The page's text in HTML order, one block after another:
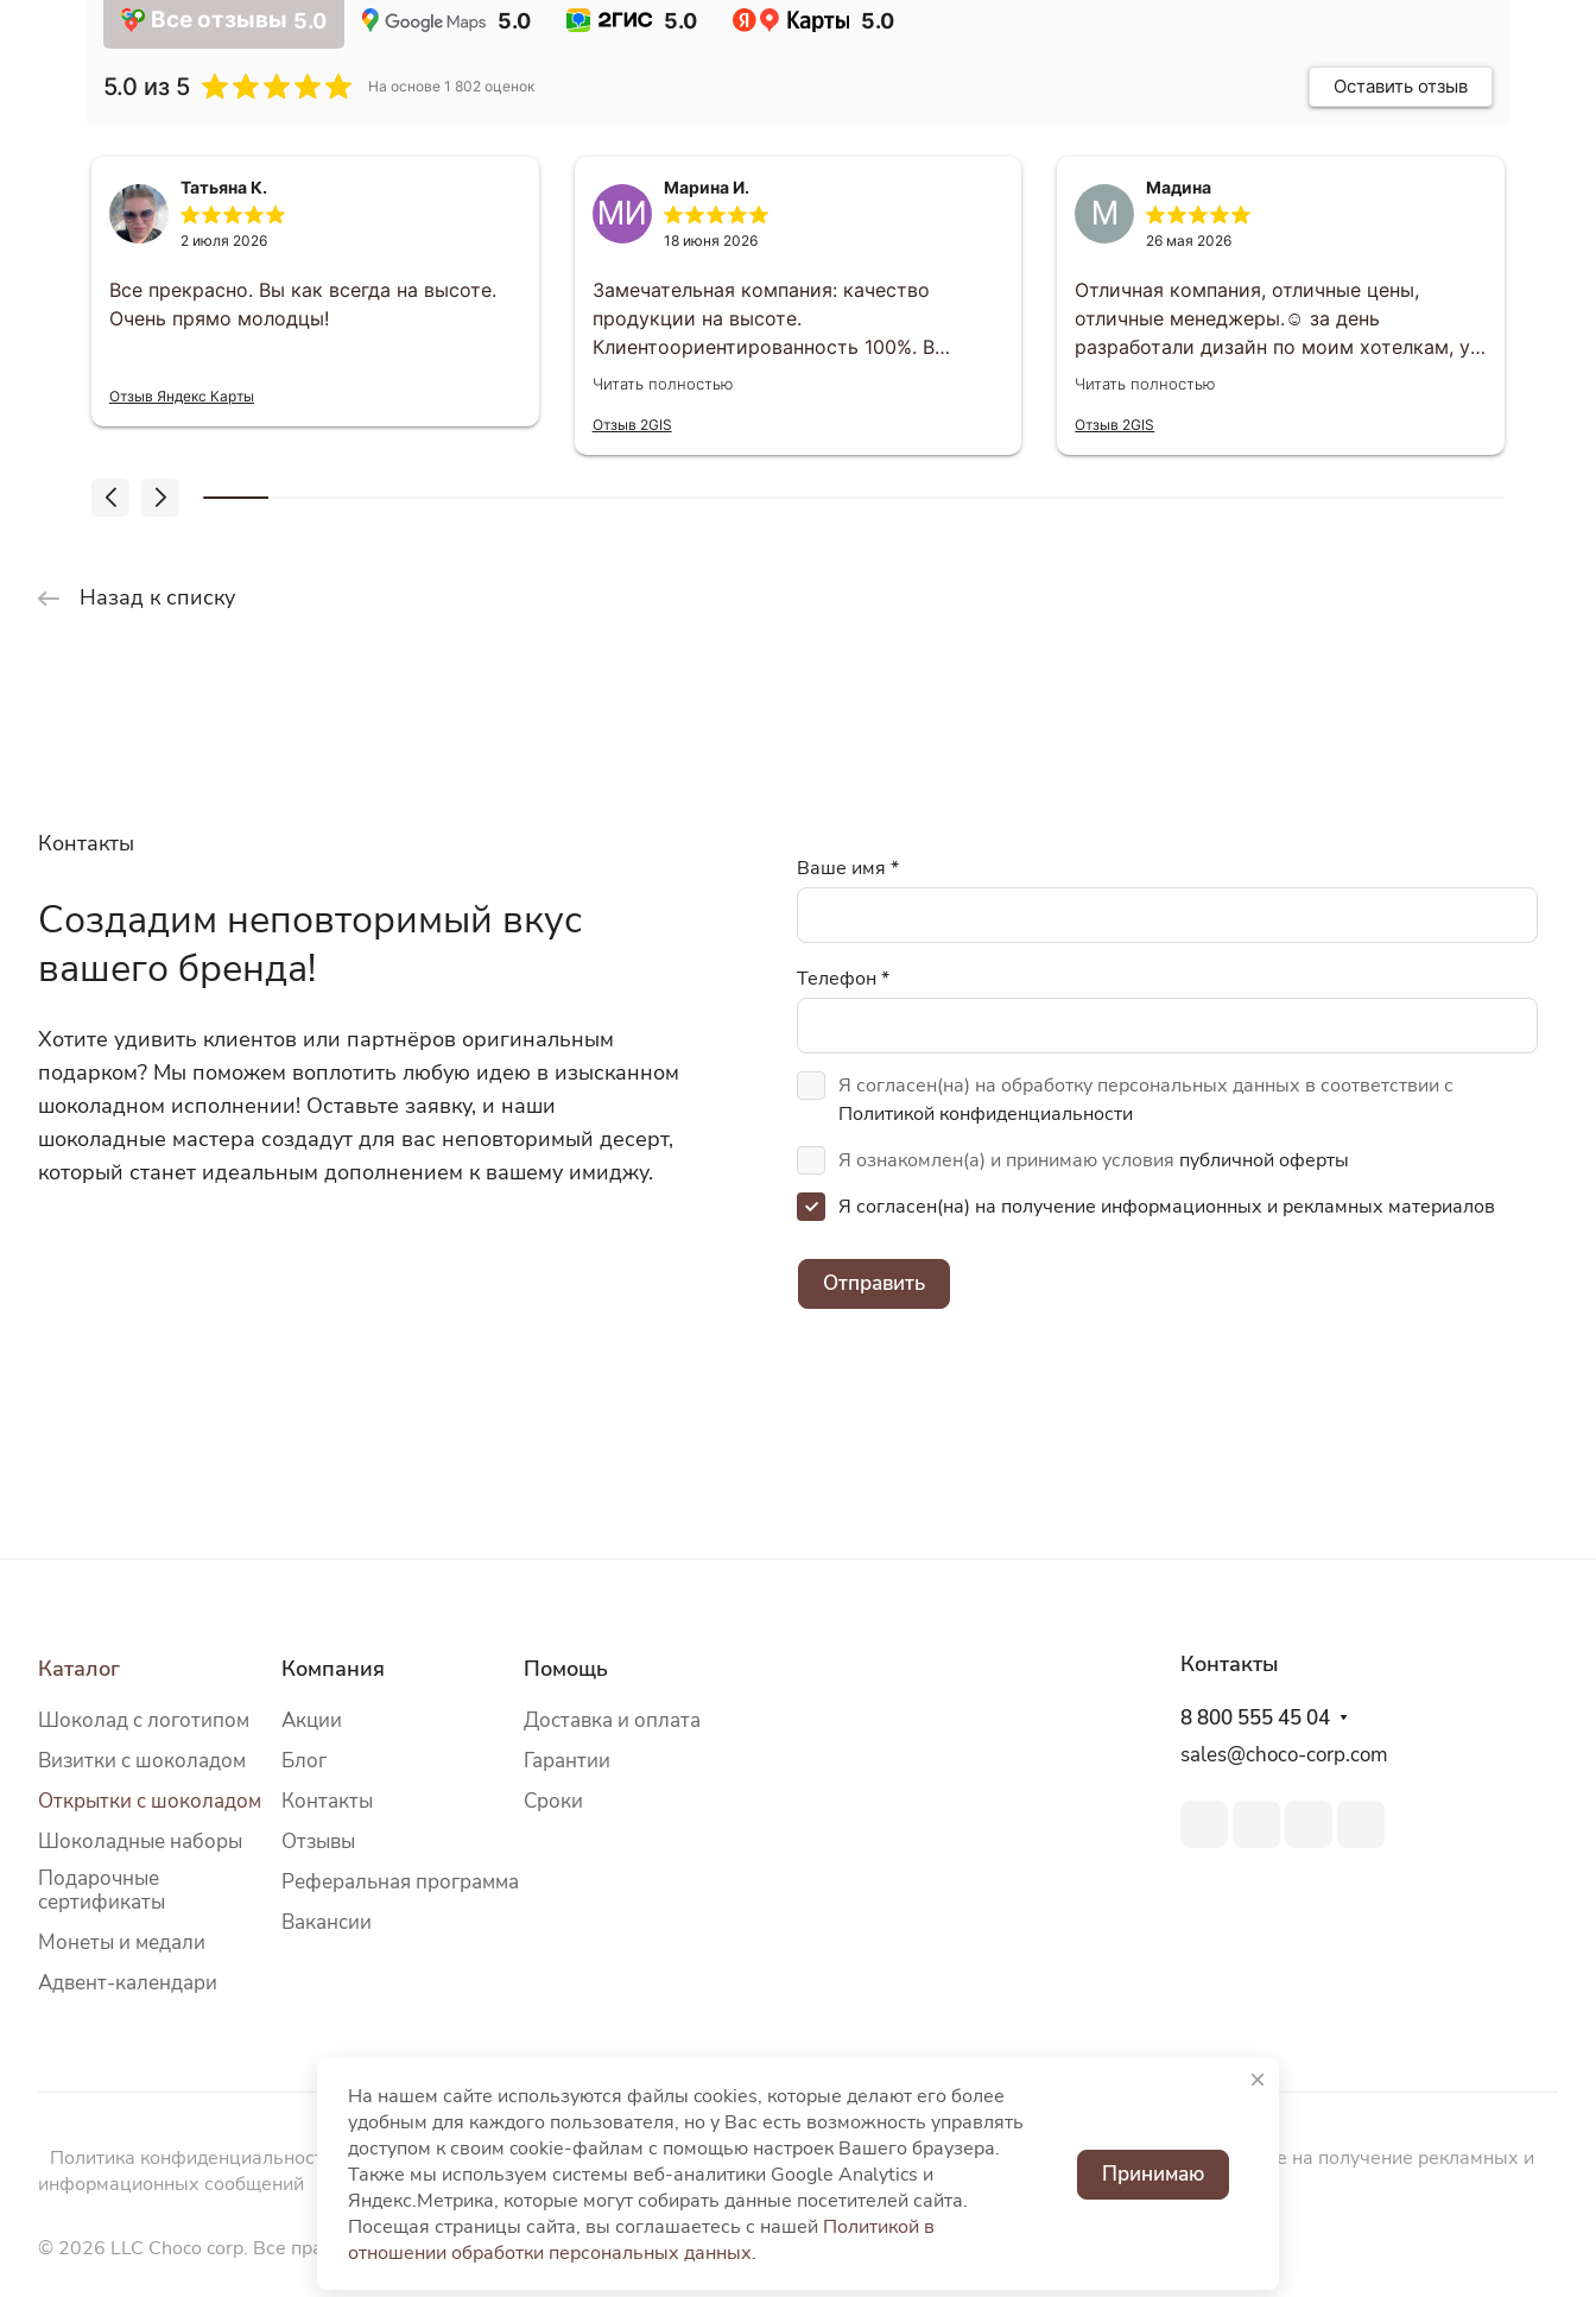
Все отзывы 5.0 5.0 5.0 5.0
5.0 из 5 На основе 1 802 оценок Оставить отзыв
Татьяна К.
2 июля 2026
Все прекрасно. Вы как всегда на высоте.
Очень прямо молодцы!
Отзыв Яндекс Карты
МИ
Марина И.
18 июня 2026
Замечательная компания: качество
продукции на высоте.
Клиентоориентированность 100%. В
индивидуальном порядке любой вопрос
оперативно , сроки выполнения заказов
тоже соблюдаются. Будем еще заказывать
Читать полностью
Отзыв 2GIS
М
Мадина
26 мая 2026
Отличная компания, отличные цены,
отличные менеджеры.☺️ за день
разработали дизайн по моим хотелкам, у
вечеру того же дня все утвердили.
целости, шоколад не растаял, к тому же
очень вкусный)
Читать полностью
Отзыв 2GIS
Назад к списку
Контакты
Создадим неповторимый вкус
вашего бренда!
Хотите удивить клиентов или партнёров оригинальным
подарком? Мы поможем воплотить любую идею в изысканном
шоколадном исполнении! Оставьте заявку, и наши
шоколадные мастера создадут для вас неповторимый десерт,
который станет идеальным дополнением к вашему имиджу.
Ваше имя *
Телефон*
Я согласен(на) на обработку персональных данных в соответствии с
Политикой конфиденциальности
Я ознакомлен(а) и принимаю условия публичной оферты
Я согласен(на) на получение информационных и рекламных материалов
Отправить
Каталог
Шоколад c логотипом
Визитки с шоколадом
Открытки с шоколадом
Шоколадные наборы
Подарочные
сертификаты
Монеты и медали
Адвент-календари
Компания
Акции
Блог
Контакты
Отзывы
Реферальная программа
Вакансии
Помощь
Доставка и оплата
Гарантии
Сроки
Контакты
8 800 555 45 04
sales@choco-corp.com
Политика конфиденциальности Политика использования файлов cookies Согласие на обработку персональных данных
Согласие на получение рекламных и
информационных сообщений
Пользовательское соглашение
© 2026 LLC Choco corp. Все права защищены.
На нашем сайте используются файлы cookies, которые делают его более
удобным для каждого пользователя, но у Вас есть возможность управлять
доступом к своим cookie-файлам с помощью настроек Вашего браузера.
Также мы используем системы веб-аналитики Google Analytics и
Яндекс.Метрика, которые могут собирать данные посетителей сайта.
Посещая страницы сайта, вы соглашаетесь с нашей Политикой в
отношении обработки персональных данных.
Принимаю